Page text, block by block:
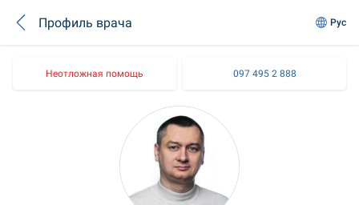
Профиль врача Рус
Неотложная помощь 097 495 2 888